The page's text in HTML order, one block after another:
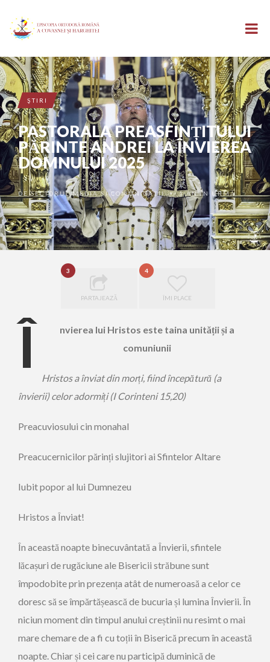
ŞTIRI
PASTORALA PREASFINȚITULUI
PĂRINTE ANDREI LA ÎNVIEREA
DOMNULUI 2025
DESECTORUL MEDIA ȘI COMUNICAȚII •1 AN ÎN URMĂ
3
PARTAJEAZĂ
4
ÎMI PLACE
Î
nvierea lui Hristos este taina unității și a
comuniunii
Hristos a înviat din morți, fiind începătură (a
învierii) celor adormiți (I Corinteni 15,20)
Preacuviosului cin monahal
Preacucernicilor părinți slujitori ai Sfintelor Altare
Iubit popor al lui Dumnezeu
Hristos a Înviat!
În această noapte binecuvântată a Învierii, sfintele
lăcașuri de rugăciune ale Bisericii străbune sunt
împodobite prin prezența atât de numeroasă a celor ce
doresc să se împărtășească de bucuria și lumina Învierii. În
niciun moment din timpul anului creștinii nu resimt o mai
mare chemare de a fi cu toții în Biserică precum în această
noapte. Chiar și cei care nu participă duminică de